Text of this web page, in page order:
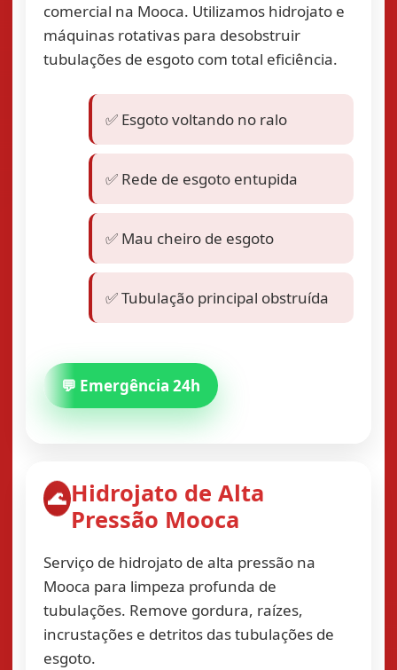
comercial na Mooca. Utilizamos hidrojato e
máquinas rotativas para desobstruir
tubulações de esgoto com total eficiência.
✅ Esgoto voltando no ralo
✅ Rede de esgoto entupida
✅ Mau cheiro de esgoto
✅ Tubulação principal obstruída
💬 Emergência 24h
🌊 Hidrojato de Alta
Pressão Mooca
Serviço de hidrojato de alta pressão na
Mooca para limpeza profunda de
tubulações. Remove gordura, raízes,
incrustações e detritos das tubulações de
esgoto.